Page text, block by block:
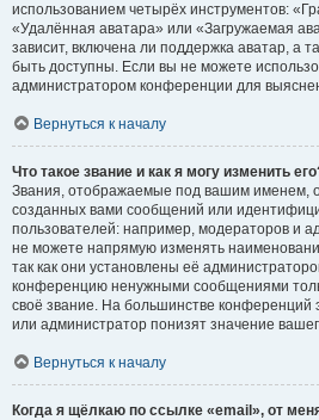
использованием четырёх инструментов:
«Удалённая аватара» или «Загружаемая
зависит, включена ли поддержка аватар, а
быть доступны. Если вы не можете
администратором конференции для
Вернуться к началу
Что такое звание и как я могу изменить
Звания, отображаемые под вашим именем,
созданных вами сообщений или
пользователей: например, модераторов и
не можете напрямую изменять
так как они установлены её
конференцию ненужными сообщениями
своё звание. На большинстве
или администратор понизят значение
Вернуться к началу
Когда я щёлкаю по ссылке «email», от